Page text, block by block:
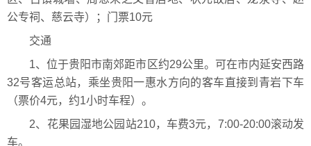
公专祠、慈云寺）；门票10元
交通
1、位于贵阳市南郊距市区约29公里。可在市内延安西路
32号客运总站，乘坐贵阳一惠水方向的客车直接到青岩下车
（票价4元，约1小时车程）。
2、花果园湿地公园站210，车费3元，7:00-20:00滚动发
车。